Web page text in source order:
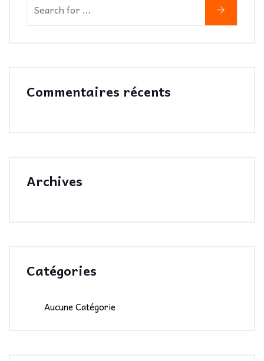
Commentaires récents
Archives
Catégories
Aucune Catégorie